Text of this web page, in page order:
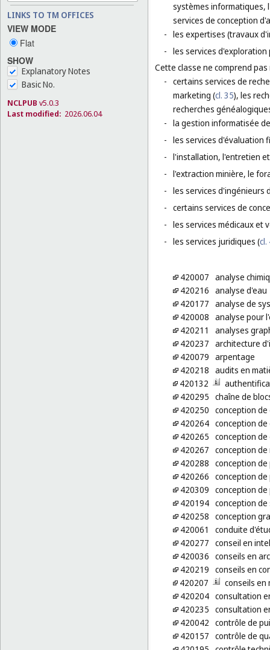
LINKS TO TM OFFICES
VIEW MODE
Flat
SHOW
Explanatory Notes
Basic No.
NCLPUB v5.0.3
Last modified: 2026.06.04
systèmes informatiques,
services de conception
- les expertises (travaux
- les services
Cette classe ne comprend
- certains services de
marketing (cl. 35), les
recherches
- la gestion informatisée
- les services d'évaluation
- l'installation, l'entretien
- l'extraction minière, le
- les services d'ingénieurs
- certains services de
- les services médicaux et
- les services juridiques (cl.
420007 analyse
420216 analyse d'eau
420177 analyse de
420008 analyse pour
420211
analyses
420237 architecture
420079 arpentage
420218 audits en
420132
420295 chaîne de
420250 conception
420264 conception
420265 conception de
420267 conception
420288 conception
420266 conception
420309 conception
420194 conception
420258 conception
420061
conduite
420277 conseil en
420036 conseils en
420219 conseils en
420207
conseils en
420204 consultation
420235 consultation
420042 contrôle de
420157 contrôle de